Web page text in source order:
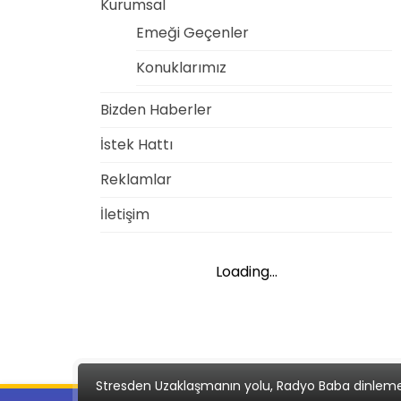
Kurumsal
Emeği Geçenler
Konuklarımız
Bizden Haberler
İstek Hattı
Reklamlar
İletişim
Loading...
Stresden Uzaklaşmanın yolu, Radyo Baba